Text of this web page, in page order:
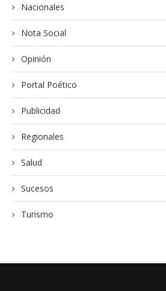
Nacionales
Nota Social
Opinión
Portal Poético
Publicidad
Regionales
Salud
Sucesos
Turismo